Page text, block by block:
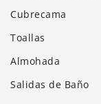
Cubrecama
Toallas
Almohada
Salidas de Baño